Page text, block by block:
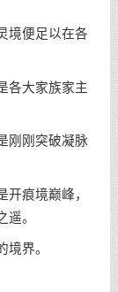
便足以在各
大家族家主
刚突破凝脉
痕境巅峰，
。
界。